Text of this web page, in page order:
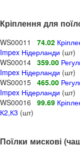
Кріплення для
WS00011 74.02
Impex Нідерланди (шт)
WS00014 359.00
Impex Нідерланди (шт)
WS00015 465.00
Impex Нідерланди (шт)
WS00016 99.69
К2,К3 (шт)
Поїлки мискові